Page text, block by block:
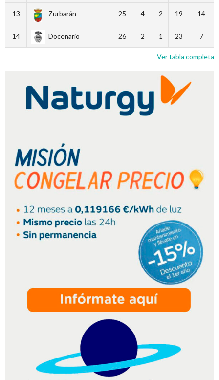
13 Zurbarán 25 4 2 19 14
14 Docenario 26 2 1 23 7
Ver tabla completa